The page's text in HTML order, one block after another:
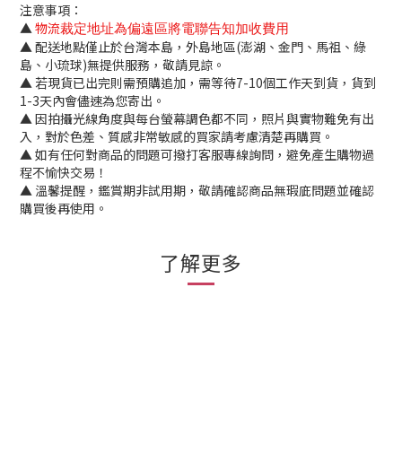
注意事項：
▲物流裁定地址為偏遠區將電聯告知加收費用
▲ 配送地點僅止於台灣本島，外島地區(澎湖、金門、馬祖、綠
島、小琉球)無提供服務，敬請見諒。
▲ 若現貨已出完則需預購追加，需等待7-10個工作天到貨，貨到
1-3天內會儘速為您寄出。
▲ 因拍攝光線角度與每台螢幕調色都不同，照片與實物難免有出
入，對於色差、質感非常敏感的買家請考慮清楚再購買。
▲ 如有任何對商品的問題可撥打客服專線詢問，避免產生購物過
程不愉快交易！
▲ 溫馨提醒，鑑賞期非試用期，敬請確認商品無瑕庛問題並確認
購買後再使用。
了解更多